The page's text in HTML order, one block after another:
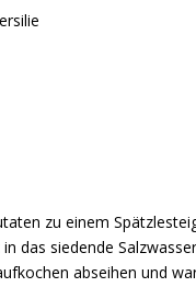
zu einem
das siedende
abseihen und